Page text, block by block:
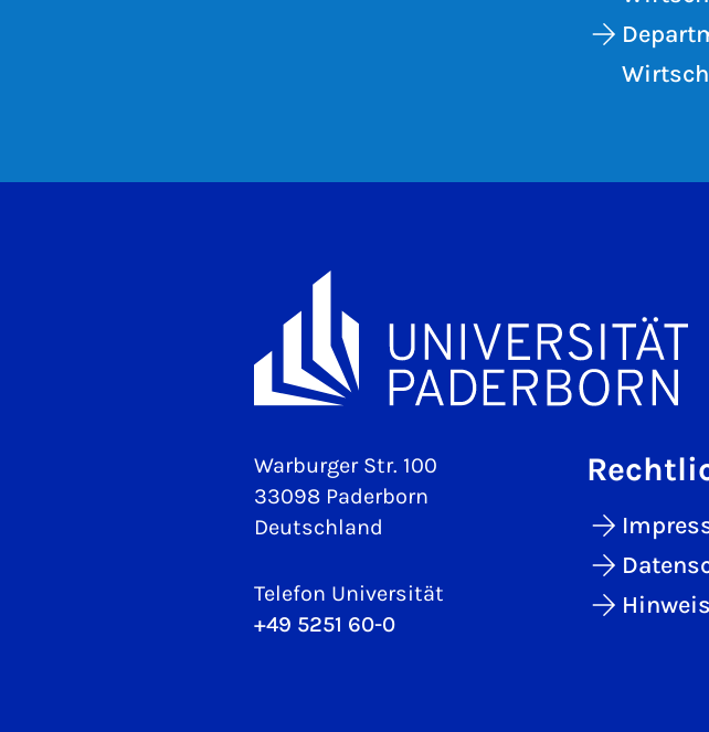
Warburger Str. 100
33098 Paderborn
Deutschland
Telefon Universität
+49 5251 60-0